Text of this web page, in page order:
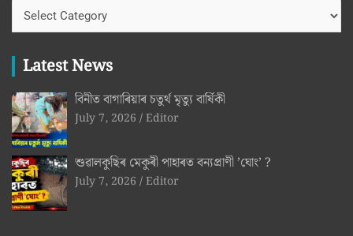
Latest News
বিনীত বাগাৰিয়াৰ চতুৰ্থ মৃত্যু বাৰ্ষিকী
July 7, 2026 Editor
শুৱালকুছিৰ মেকুৰী পাহাৰত বন্যপ্ৰাণী ’ঘোং’ ?
July 7, 2026 Editor